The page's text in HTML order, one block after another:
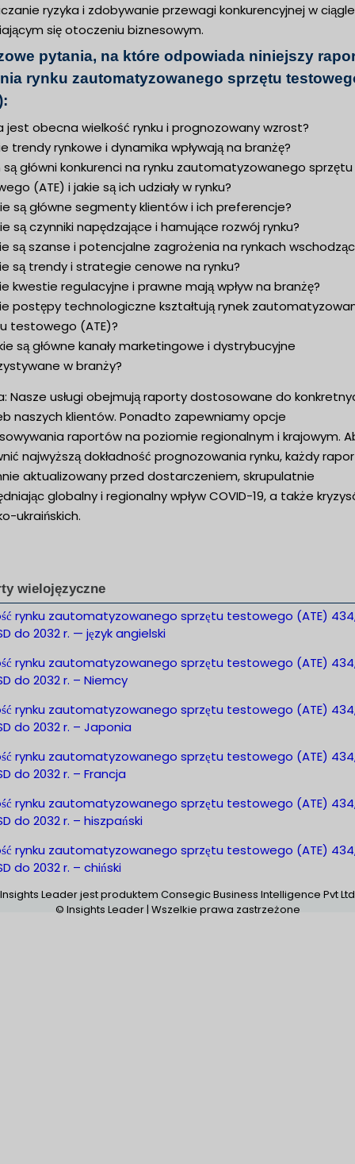
ryzyka i zdobywanie przewagi konkurencyjnej w ciągle
się otoczeniu biznesowym.
pytania, na które odpowiada niniejszy
rynku zautomatyzowanego sprzętu
jest obecna wielkość rynku i prognozowany wzrost?
trendy rynkowe i dynamika wpływają na branżę?
są główni konkurenci na rynku zautomatyzowanego sprzętu
(ATE) i jakie są ich udziały w rynku?
są główne segmenty klientów i ich preferencje?
są czynniki napędzające i hamujące rozwój rynku?
są szanse i potencjalne zagrożenia na rynkach
są trendy i strategie cenowe na rynku?
kwestie regulacyjne i prawne mają wpływ na branżę?
postępy technologiczne kształtują rynek
testowego (ATE)?
są główne kanały marketingowe i dystrybucyjne
w branży?
Nasze usługi obejmują raporty dostosowane do
naszych klientów. Ponadto zapewniamy opcje
raportów na poziomie regionalnym i krajowym.
najwyższą dokładność prognozowania rynku, każdy
aktualizowany przed dostarczeniem, skrupulatnie
globalny i regionalny wpływ COVID-19, a także
ukraińskich.
wielojęzyczne
rynku zautomatyzowanego sprzętu testowego (ATE)
do 2032 r. — język angielski
rynku zautomatyzowanego sprzętu testowego (ATE)
do 2032 r. – Niemcy
rynku zautomatyzowanego sprzętu testowego (ATE)
do 2032 r. – Japonia
rynku zautomatyzowanego sprzętu testowego (ATE)
do 2032 r. – Francja
rynku zautomatyzowanego sprzętu testowego (ATE)
do 2032 r. – hiszpański
rynku zautomatyzowanego sprzętu testowego (ATE)
do 2032 r. – chiński
Insights Leader jest produktem Consegic Business Intelligence Pvt Ltd
© Insights Leader | Wszelkie prawa zastrzeżone